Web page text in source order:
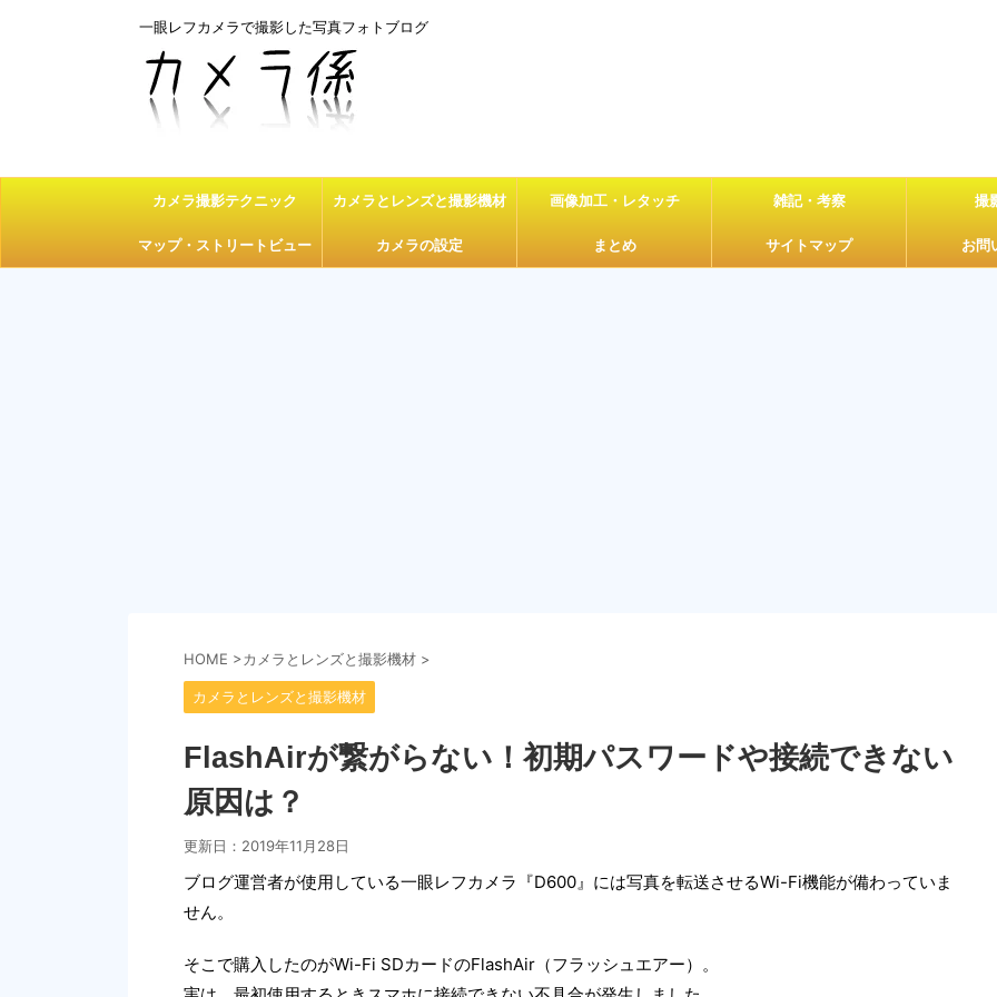
一眼レフカメラで撮影した写真フォトブログ
カメラ撮影テクニック カメラとレンズと撮影機材 画像加工・レタッチ 雑記・考察 撮
マップ・ストリートビュー カメラの設定 まとめ サイトマップ お問
HOME >カメラとレンズと撮影機材 >
カメラとレンズと撮影機材
FlashAirが繋がらない！初期パスワードや接続できない
原因は？
更新日： 2019年11月28日
ブログ運営者が使用している一眼レフカメラ『D600』には写真を転送させるWi-Fi機能が備わっていま
せん。
そこで購入したのがWi-Fi SDカードのFlashAir（フラッシュエアー）。